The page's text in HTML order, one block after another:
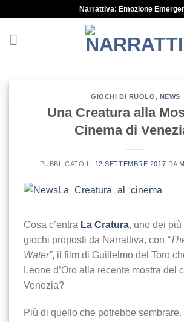
content
Narrattiva: Emozione
GIOCHI DI RUOLO, NEWS
Una Creatura alla
Cinema di
PUBBLICATO IL 12 SETTEMBRE 2017 DA
Cosa c’entra La Cratura, uno dei
giochi proposti da Narrattiva, con
Water”, il film di Guillelmo del Toro
Leone d’Oro alla recente mostra del
Venezia?
Più di quello che potrebbe sembrare.